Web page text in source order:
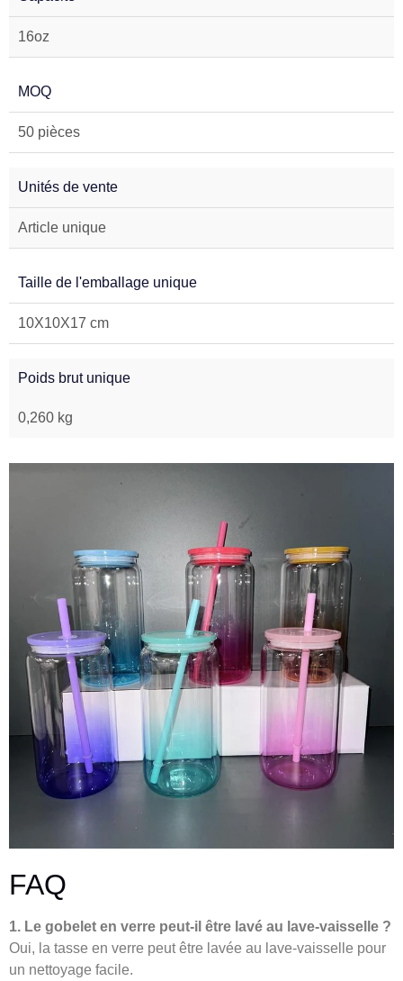
16oz
MOQ
50 pièces
Unités de vente
Article unique
Taille de l'emballage unique
10X10X17 cm
Poids brut unique
0,260 kg
FAQ
1. Le gobelet en verre peut-il être lavé au lave-vaisselle ?
Oui, la tasse en verre peut être lavée au lave-vaisselle pour
un nettoyage facile.